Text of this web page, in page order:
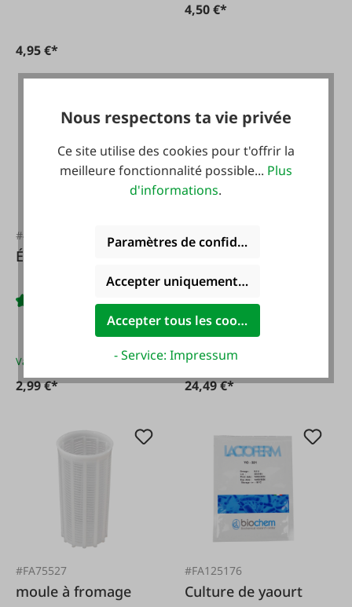
4,95 €*
4,50 €*
#43352
Étamine en coton
Variantes de
2,99 €*
#46230
qualité alimentaire
Variantes de
24,49 €*
#FA75527
moule à fromage
#FA125176
Culture de yaourt
Nous respectons ta vie privée
Ce site utilise des cookies pour t'offrir la
meilleure fonctionnalité possible... Plus
d'informations.
Paramètres de confidentialité
Accepter uniquement les cookies
Accepter tous les cookies
- Service: Impressum